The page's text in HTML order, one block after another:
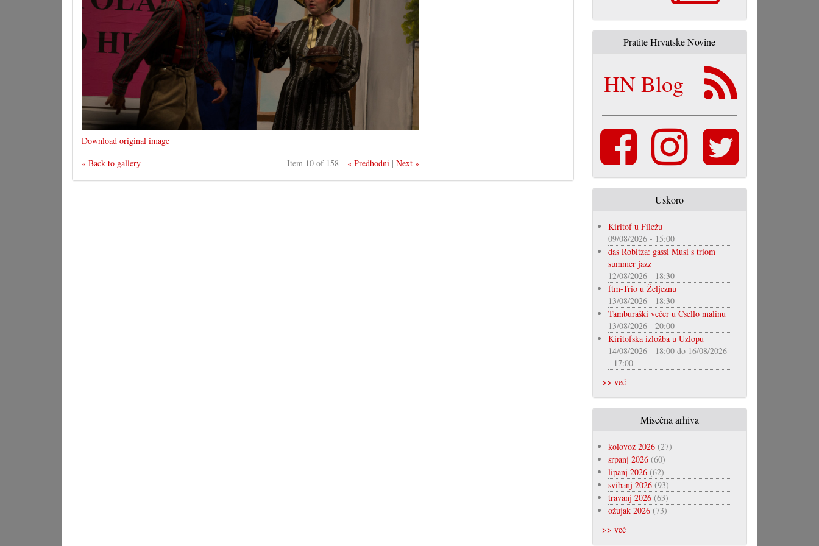
Download original image
« Back to gallery
Item 10 of 158 « Predhodni |Next »
Pratite Hrvatske Novine
HN Blog
Uskoro
Kiritof u Filežu
09/08/2026 - 15:00
das Robitza: gassl Musi s triom
summer jazz
12/08/2026 - 18:30
ftm-Trio u Željeznu
13/08/2026 - 18:30
Tamburaški večer u Csello malinu
13/08/2026 - 20:00
Kiritofska izložba u Uzlopu
14/08/2026 - 18:00do 16/08/2026
- 17:00
>> već
Misečna arhiva
kolovoz 2026(27)
srpanj 2026(60)
lipanj 2026(62)
svibanj 2026(93)
travanj 2026(63)
ožujak 2026(73)
>> već